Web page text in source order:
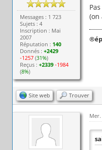
Messages : 1 723
Sujets : 4
Inscription : Mai
2007
Réputation : 140
Donnés :+2429
-1257 (31%)
Reçus :+2339 -1984
(8%)
(on
®
Site web Trouver
Mer.